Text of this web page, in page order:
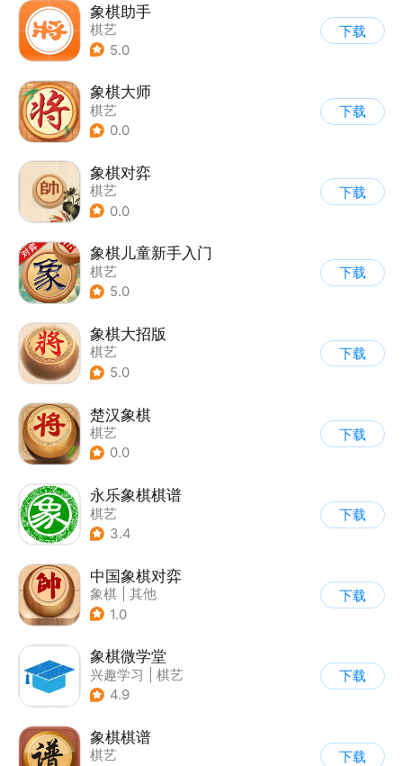
象棋助手
棋艺
5.0
下载
象棋大师
棋艺
0.0
下载
象棋对弈
棋艺
0.0
下载
象棋儿童新手入门
棋艺
5.0
下载
象棋大招版
棋艺
5.0
下载
楚汉象棋
棋艺
0.0
下载
永乐象棋棋谱
棋艺
3.4
下载
中国象棋对弈
象棋
其他
1.0
下载
象棋微学堂
兴趣学习
棋艺
4.9
下载
象棋棋谱
棋艺
下载